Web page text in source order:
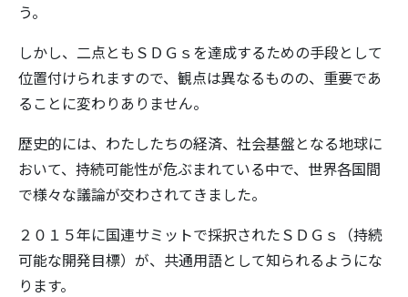
う。
しかし、二点ともＳＤＧｓを達成するための手段として
位置付けられますので、観点は異なるものの、重要であ
ることに変わりありません。
歴史的には、わたしたちの経済、社会基盤となる地球に
おいて、持続可能性が危ぶまれている中で、世界各国間
で様々な議論が交わされてきました。
２０１５年に国連サミットで採択されたＳＤＧｓ（持続
可能な開発目標）が、共通用語として知られるようにな
ります。